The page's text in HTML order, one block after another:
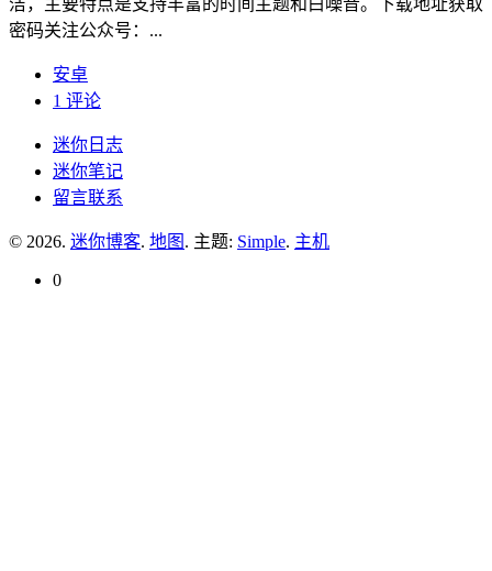
密码关注公众号：...
安卓
1 评论
迷你日志
迷你笔记
留言联系
© 2026. 迷你博客. 地图 . 主题: Simple. 主机
0